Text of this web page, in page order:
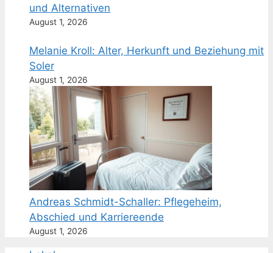
und Alternativen
August 1, 2026
Melanie Kroll: Alter, Herkunft und Beziehung mit
Soler
August 1, 2026
Andreas Schmidt-Schaller: Pflegeheim,
Abschied und Karriereende
August 1, 2026